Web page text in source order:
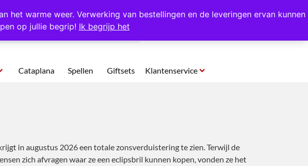
warme weer. Verwerking van bestellingen en de leveringen ervan kunnen
op jullie begrip! Ik begrijp het
voorraad Gratis op te halen in Hansweert
Cataplana Spellen Giftsets Klantenservice
in augustus 2026 een totale zonsverduistering te zien. Terwijl de
zich afvragen waar ze een eclipsbril kunnen kopen, vonden ze het